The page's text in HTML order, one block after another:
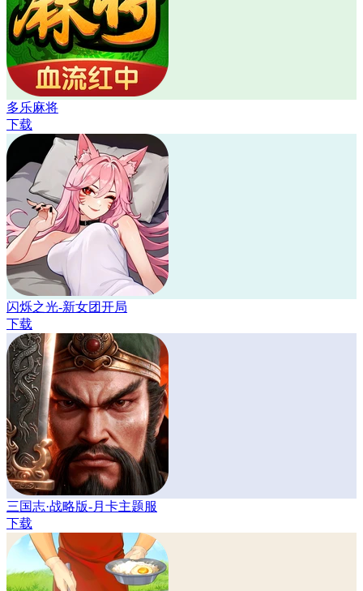
多乐麻将
下载
闪烁之光-新女团开局
下载
三国志·战略版-月卡主题服
下载